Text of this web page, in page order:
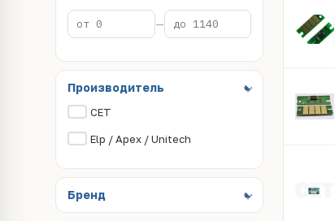
—
Производитель
CET
Elp / Apex / Unitech
Бренд